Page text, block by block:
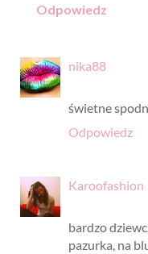
Odpowiedz
nika88
świetne
Odpowiedz
Karoofashion
bardzo
pazurka, na